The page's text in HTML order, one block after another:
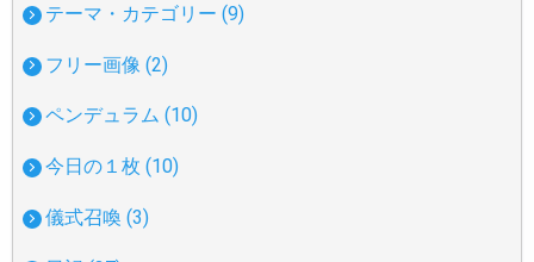
テーマ・カテゴリー (9)
フリー画像 (2)
ペンデュラム (10)
今日の１枚 (10)
儀式召喚 (3)